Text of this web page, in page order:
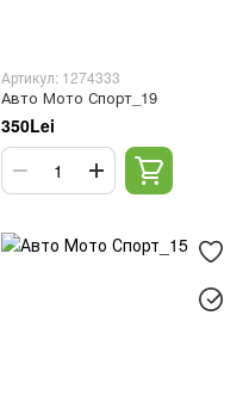
Артикул: 1274333
Авто Мото Спорт_19
350Lei